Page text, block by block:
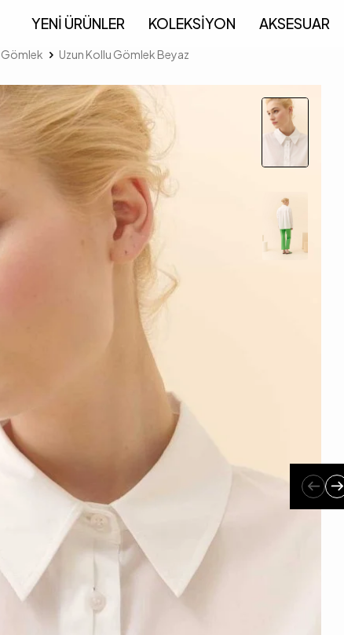
YENİ ÜRÜNLER KOLEKSİYON AKSESUAR
Gömlek Uzun Kollu Gömlek Beyaz